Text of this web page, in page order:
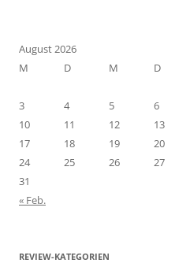
August 2026
M
D M D
3
4 5 6
10
11 12 13
17
18 19 20
24
25 26 27
31
« Feb.
REVIEW-KATEGORIEN